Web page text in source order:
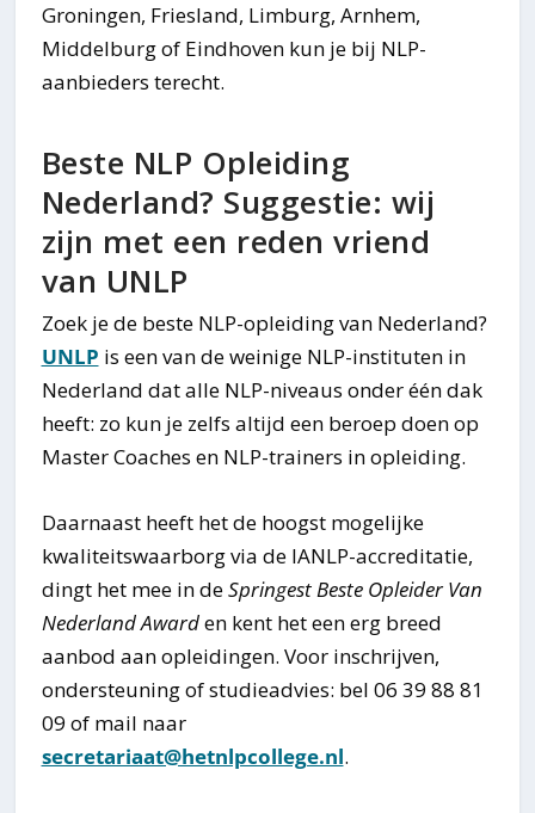
Groningen, Friesland, Limburg, Arnhem,
Middelburg of Eindhoven kun je bij NLP-
aanbieders terecht.
Beste NLP Opleiding
Nederland? Suggestie: wij
zijn met een reden vriend
van UNLP
Zoek je de beste NLP-opleiding van Nederland?
UNLP is een van de weinige NLP-instituten in
Nederland dat alle NLP-niveaus onder één dak
heeft: zo kun je zelfs altijd een beroep doen op
Master Coaches en NLP-trainers in opleiding.
Daarnaast heeft het de hoogst mogelijke
kwaliteitswaarborg via de IANLP-accreditatie,
dingt het mee in deSpringest Beste Opleider Van
Nederland Awarden kent het een erg breed
aanbod aan opleidingen. Voor inschrijven,
ondersteuning of studieadvies: bel 06 39 88 81
09 of mail naar
secretariaat@hetnlpcollege.nl.